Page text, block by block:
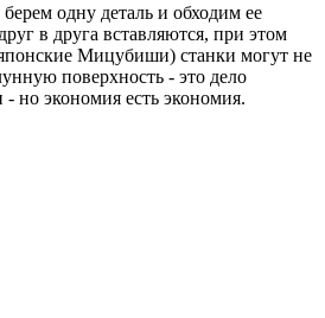
одну деталь и обходим ее
в друга вставляются, при этом
японские Мицубиши) станки могут не
поверхность - это дело
но экономия есть экономия.